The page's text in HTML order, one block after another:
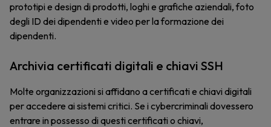
prototipi e design di prodotti, loghi e grafiche aziendali, foto
degli ID dei dipendenti e video per la formazione dei
dipendenti.
Archivia certificati digitali e chiavi SSH
Molte organizzazioni si affidano a certificati e chiavi digitali
per accedere ai sistemi critici. Se i cybercriminali dovessero
entrare in possesso di questi certificati o chiavi,